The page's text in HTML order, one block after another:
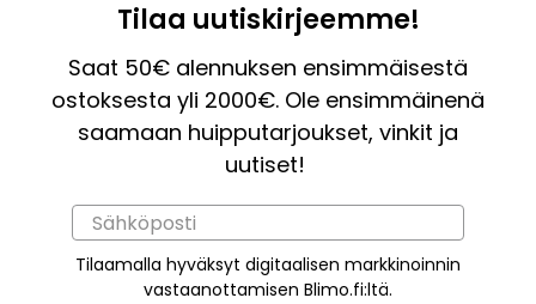
Tilaa uutiskirjeemme!
Saat 50€ alennuksen ensimmäisestä
ostoksesta yli 2000€. Ole ensimmäinenä
saamaan huipputarjoukset, vinkit ja
uutiset!
Tilaamalla hyväksyt digitaalisen markkinoinnin
vastaanottamisen Blimo.fi:ltä.